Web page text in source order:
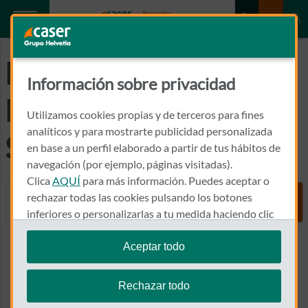
Preguntas
Frecuentes del
Seguro de Moto
Buscador
Información sobre privacidad
Utilizamos cookies propias y de terceros para fines
analíticos y para mostrarte publicidad personalizada
en base a un perfil elaborado a partir de tus hábitos de
navegación (por ejemplo, páginas visitadas).
Clica AQUÍ para más información. Puedes aceptar o
rechazar todas las cookies pulsando los botones
inferiores o personalizarlas a tu medida haciendo clic
en"configurar cookies".
Te recordamos que puedes modificar tus ajustes de
cookies en cualquier momento en la sección
Aceptar todo
Rechazar todo